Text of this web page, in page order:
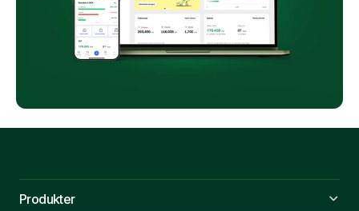
Produkter